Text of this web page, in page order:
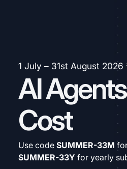
1 July – 31st August 2026
AI
Cost
Use code SUMMER-33M
SUMMER-33Y for yearly